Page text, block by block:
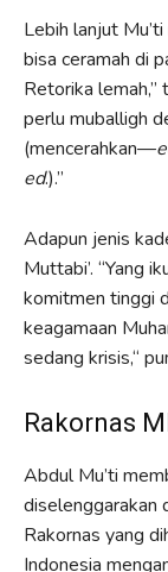
Lebih lanjut
bisa ceramah di
Retorika lemah,”
perlu muballigh
(mencerahkan—
ed.).”
Adapun jenis
Muttabi’. “Yang
komitmen tinggi
keagamaan
sedang krisis,“
Rakornas
Abdul Mu’ti
diselenggarakan
Rakornas yang
Indonesia